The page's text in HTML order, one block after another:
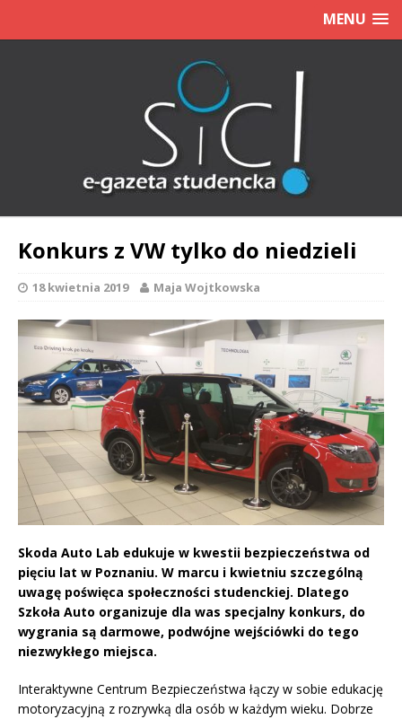
MENU
Konkurs z VW tylko do niedzieli
18 kwietnia 2019 Maja Wojtkowska
Skoda Auto Lab edukuje w kwestii bezpieczeństwa od
pięciu lat w Poznaniu. W marcu i kwietniu szczególną
uwagę poświęca społeczności studenckiej. Dlatego
Szkoła Auto organizuje dla was specjalny konkurs, do
wygrania są darmowe, podwójne wejściówki do tego
niezwykłego miejsca.
Interaktywne Centrum Bezpieczeństwa łączy w sobie edukację
motoryzacyjną z rozrywką dla osób w każdym wieku. Dobrze